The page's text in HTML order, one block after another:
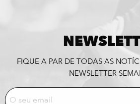
FIQUE A PAR DE TODAS AS
NEWSLETTER